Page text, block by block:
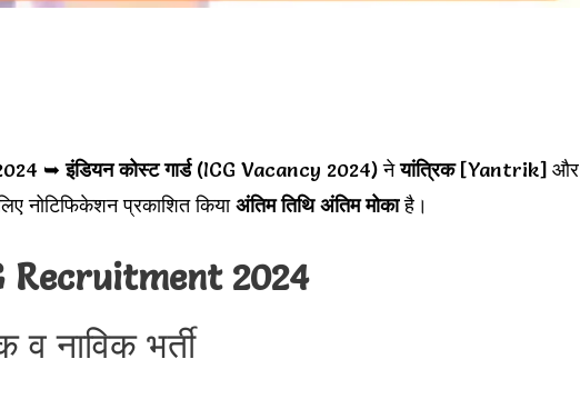
➥इंडियन कोस्ट गार्ड (ICG Vacancy 2024) नेयांत्रिक[Yantrik] और
नोटिफिकेशन प्रकाशित कियाअंतिम तिथि अंतिम मोकाहै।
Recruitment 2024
व नाविक भर्ती